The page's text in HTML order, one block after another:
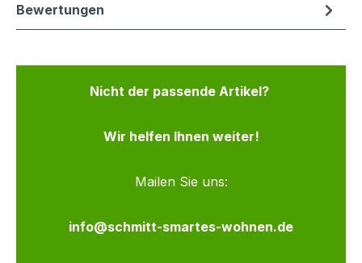
Bewertungen
Nicht der passende Artikel?
Wir helfen Ihnen weiter!
Mailen Sie uns:
info@schmitt-smartes-wohnen.de